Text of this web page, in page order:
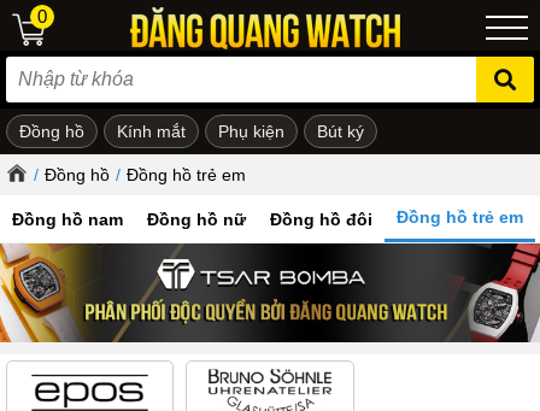
em
0
Đồng hồ Kính mắt Phụ kiện Bút ký
/ Đồng hồ / Đồng hồ trẻ em
Đồng hồ nam Đồng hồ nữ Đồng hồ đôi Đồng hồ trẻ em